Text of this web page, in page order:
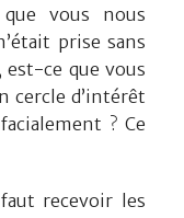
vous nous
prise sans
ce que vous
cercle d’intérêt
? Ce
recevoir les